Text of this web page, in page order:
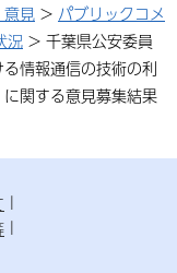
意見 > パブリックコメ
況 > 千葉県公安委員
情報通信の技術の利
関する意見募集結果